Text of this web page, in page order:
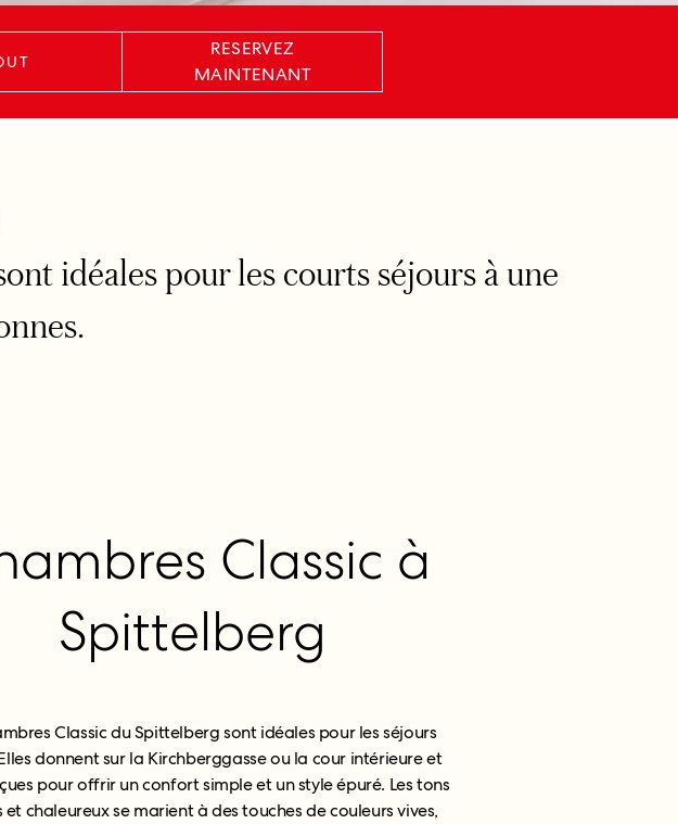
RESERVEZ
MAINTENANT
idéales pour les courts séjours à une
Classic à
Spittelberg
Classic du Spittelberg sont idéales pour les séjours
donnent sur la Kirchberggasse ou la cour intérieure et
pour offrir un confort simple et un style épuré. Les tons
et chaleureux se marient à des touches de couleurs vives,